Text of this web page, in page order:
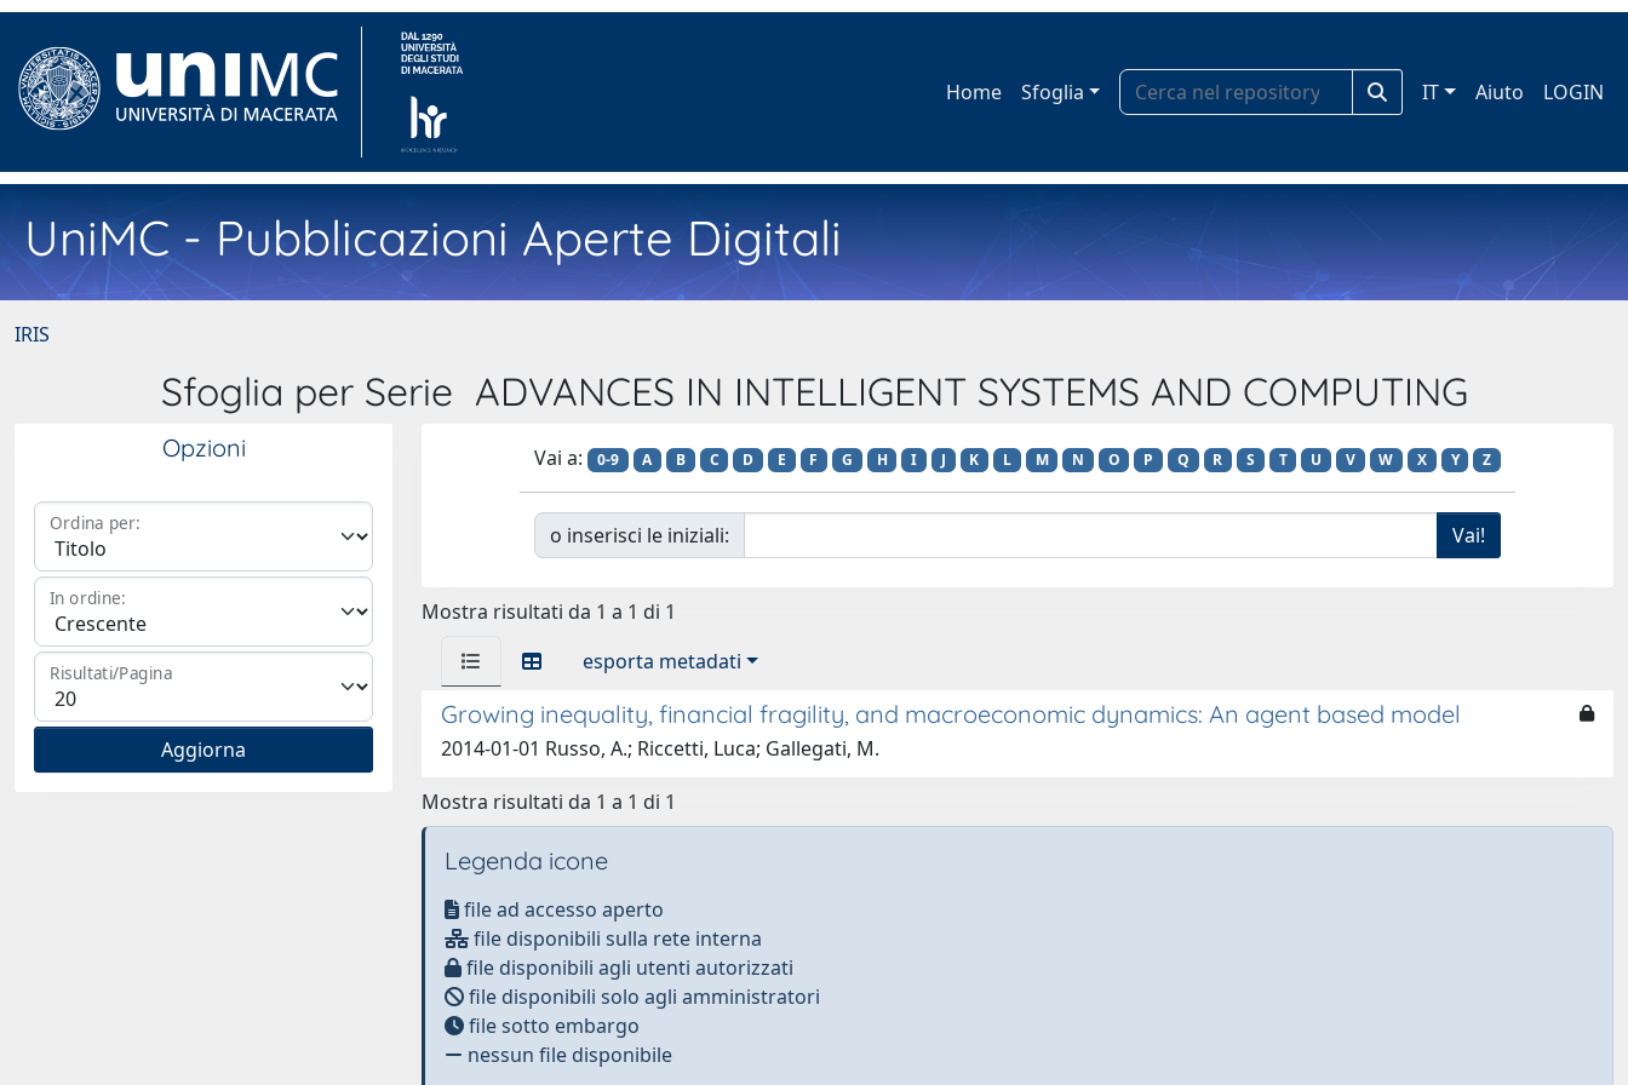
Home Sfoglia IT Aiuto LOGIN
UniMC - Pubblicazioni Aperte Digitali
IRIS
Sfoglia per Serie ADVANCES IN INTELLIGENT SYSTEMS AND COMPUTING
Opzioni
Ordina per:
In ordine:
Risultati/Pagina
Vai a: 0-9 A B C D E F G H I J K L M N O P Q R S T U V W X Y Z
o inserisci le iniziali:
Mostra risultati da 1 a 1 di 1
esporta metadati
Growing inequality, financial fragility, and macroeconomic dynamics: An agent based model
2014-01-01 Russo, A.; Riccetti, Luca; Gallegati, M.
Mostra risultati da 1 a 1 di 1
Legenda icone
file ad accesso aperto
file disponibili sulla rete interna
file disponibili agli utenti autorizzati
file disponibili solo agli amministratori
file sotto embargo
nessun file disponibile